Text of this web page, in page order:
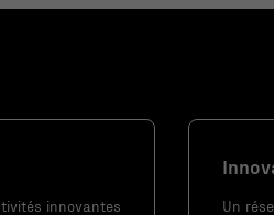
innovantes
Un